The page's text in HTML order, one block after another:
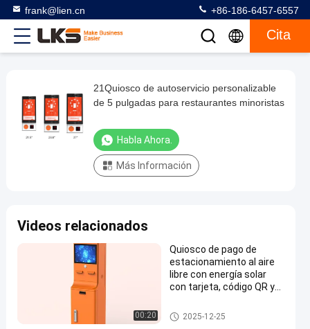
frank@lien.cn +86-186-6457-6557
Cita
21Quiosco
de
autoservicio
personalizable
para
restaurantes
minoristas
vistas
Habla
Compartir
21Quiosco de autoservicio personalizable
de 5 pulgadas para restaurantes minoristas
Habla Ahora.
Más Información
Videos relacionados
00:20
Quiosco de pago de
estacionamiento al aire
libre con energía solar
con tarjeta, código QR y
Estación de pago de estacion
amiento
2025-12-25